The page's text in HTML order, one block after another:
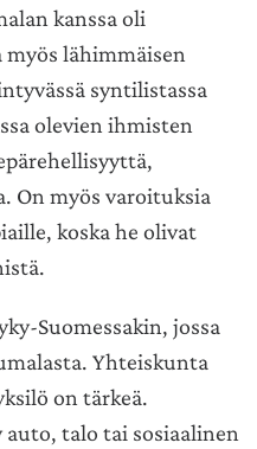
kanssa oli
lähimmäisen
syntilistassa
olevien ihmisten
On myös varoituksia
koska he olivat
Suomessakin, jossa
Yhteiskunta
on tärkeä.
talo tai sosiaalinen